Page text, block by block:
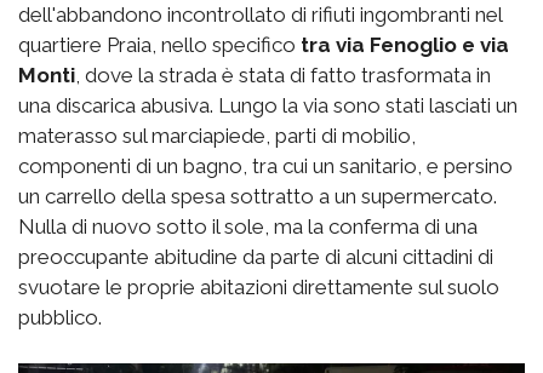
dell'abbandono incontrollato di rifiuti ingombranti nel
quartiere Praia, nello specifico tra via Fenoglio e via
Monti , dove la strada è stata di fatto trasformata in
una discarica abusiva. Lungo la via sono stati lasciati un
materasso sul marciapiede, parti di mobilio,
componenti di un bagno, tra cui un sanitario, e persino
un carrello della spesa sottratto a un supermercato.
Nulla di nuovo sotto il sole, ma la conferma di una
preoccupante abitudine da parte di alcuni cittadini di
svuotare le proprie abitazioni direttamente sul suolo
pubblico.